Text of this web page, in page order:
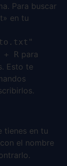
Para buscar
en tu
R para
Esto te
tienes en tu
con el nombre